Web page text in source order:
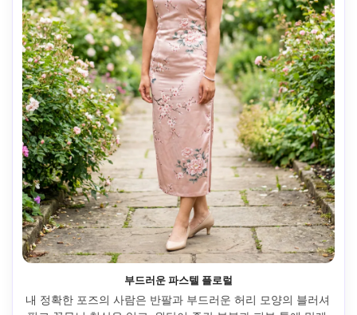
부드러운 파스텔 플로럴
내 정확한 포즈의 사람은 반팔과 부드러운 허리 모양의 블러셔